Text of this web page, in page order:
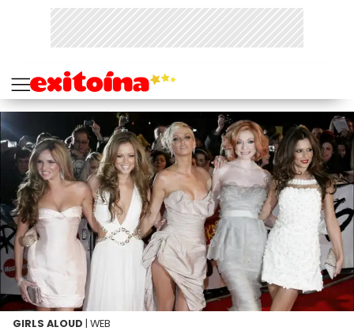
GIRLS ALOUD | WEB